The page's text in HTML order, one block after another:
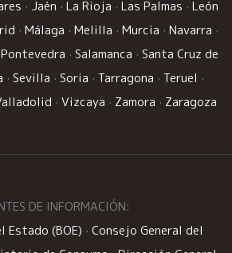
· Jaén · La Rioja · Las Palmas · León
· Málaga · Melilla · Murcia · Navarra ·
Pontevedra · Salamanca · Santa Cruz de
· Sevilla · Soria · Tarragona · Teruel ·
· Vizcaya · Zamora · Zaragoza
DE INFORMACIÓN:
(BOE) · Consejo General del